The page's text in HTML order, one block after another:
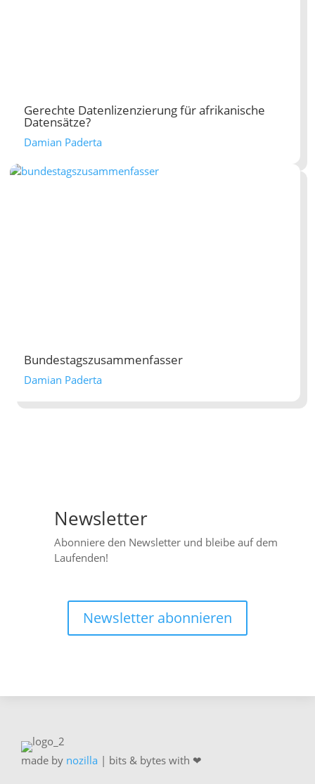
Gerechte Datenlizenzierung für afrikanische
Datensätze?
Damian Paderta
Bundestagszusammenfasser
Damian Paderta
Newsletter
Abonniere den Newsletter und bleibe auf dem
Laufenden!
Newsletter abonnieren
made by nozilla | bits & bytes with ❤